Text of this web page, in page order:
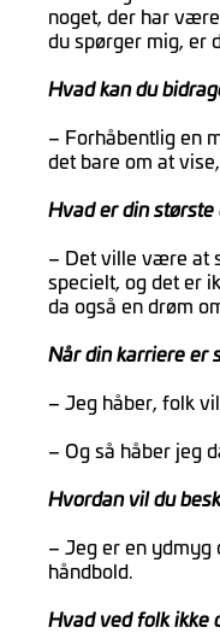
noget, der har
du spørger mig, er
Hvad kan du
– Forhåbentlig en
det bare om at
Hvad er din
– Det ville være at
specielt, og det er
da også en drøm
Når din karriere er
– Jeg håber, folk
– Og så håber jeg
Hvordan vil du
– Jeg er en ydmyg
håndbold.
Hvad ved folk ikke